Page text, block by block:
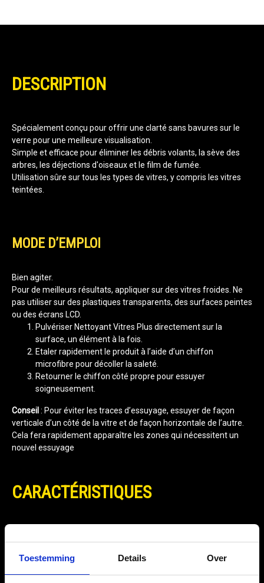
Toestemming Details Over
DESCRIPTION
Spécialement conçu pour offrir une clarté sans bavures sur le
verre pour une meilleure visualisation.
Simple et efficace pour éliminer les débris volants, la sève des
arbres, les déjections d'oiseaux et le film de fumée.
Utilisation sûre sur tous les types de vitres, y compris les vitres
teintées.
MODE D’EMPLOI
Bien agiter.
Pour de meilleurs résultats, appliquer sur des vitres froides. Ne
pas utiliser sur des plastiques transparents, des surfaces peintes
ou des écrans LCD.
Pulvériser Nettoyant Vitres Plus directement sur la
surface, un élément à la fois.
Etaler rapidement le produit à l’aide d’un chiffon
microfibre pour décoller la saleté.
Retourner le chiffon côté propre pour essuyer
soigneusement.
Conseil : Pour éviter les traces d’essuyage, essuyer de façon
verticale d’un côté de la vitre et de façon horizontale de l’autre.
Cela fera rapidement apparaître les zones qui nécessitent un
nouvel essuyage
CARACTÉRISTIQUES
Contenu 473 ml
EAN 0070382007645